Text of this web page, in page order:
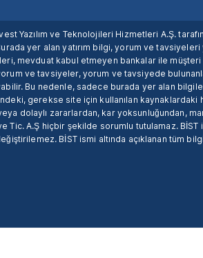
Yazılım ve Teknolojileri Hizmetleri A.Ş.
yer alan yatırım bilgi, yorum ve tavsiyeleri
mevduat kabul etmeyen bankalar ile müşteri
ve tavsiyeler, yorum ve tavsiyede
Bu nedenle, sadece burada yer alan
gerekse site için kullanılan kaynaklardaki
dolaylı zararlardan, kar yoksunluğundan,
Tic. A.Ş hiçbir şekilde sorumlu tutulamaz.
BİST ismi altında açıklanan tüm